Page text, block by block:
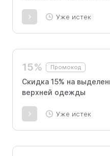
Уже истек
15% Промокод
Скидка 15% на
верхней одежды
Уже истек